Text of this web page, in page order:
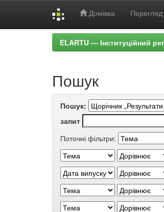
Домівка Перегляд
ELARTU — Інституційний
Пошук
Пошук:
запит
Поточні фільтри: